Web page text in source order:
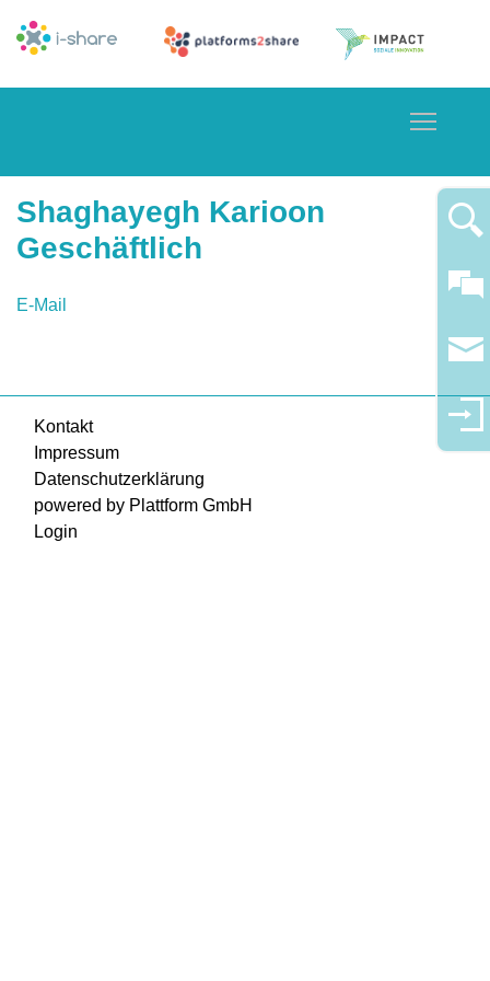
Shaghayegh Karioon
Geschäftlich
E-Mail
Kontakt
Impressum
Datenschutzerklärung
powered by Plattform GmbH
Login